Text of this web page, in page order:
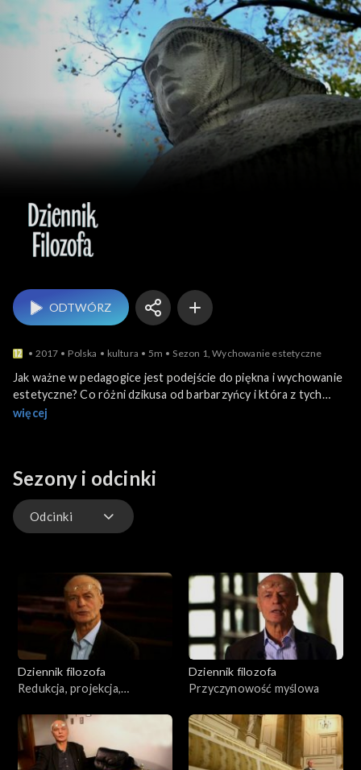
Dziennik filozofa
ODTWÓRZ
2017 Polska kultura 5m Sezon 1, Wychowanie estetyczne
Jak ważne w pedagogice jest podejście do piękna i wychowanie
estetyczne? Co różni dzikusa od barbarzyńcy i która z tych
postaw jest bardziej pożądana społecznie? Co mówili o
więcej
Sezony i odcinki
Odcinki
Dziennik filozofa
Redukcja, projekcja,
Dziennik filozofa
Przyczynowość myślowa